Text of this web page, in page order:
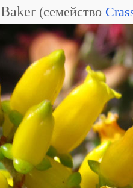
Baker (семейство